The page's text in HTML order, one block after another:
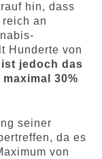
hin, dass
an
Hunderte von
jedoch das
30%
seiner
da es
von